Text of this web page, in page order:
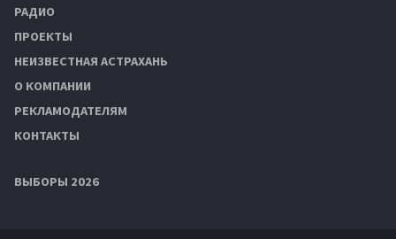
РАДИО
ПРОЕКТЫ
НЕИЗВЕСТНАЯ АСТРАХАНЬ
О КОМПАНИИ
РЕКЛАМОДАТЕЛЯМ
КОНТАКТЫ
ВЫБОРЫ 2026